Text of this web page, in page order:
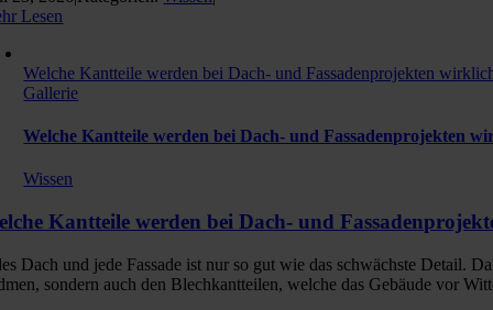
Lesen
Welche Kantteile werden bei Dach- und Fassadenprojekten
Gallerie
Welche Kantteile werden bei Dach- und Fassadenprojekten
Wissen
Kantteile werden bei Dach- und
Dach und jede Fassade ist nur so gut wie das schwächste Detail.
sondern auch den Blechkantteilen, welche das Gebäude vor